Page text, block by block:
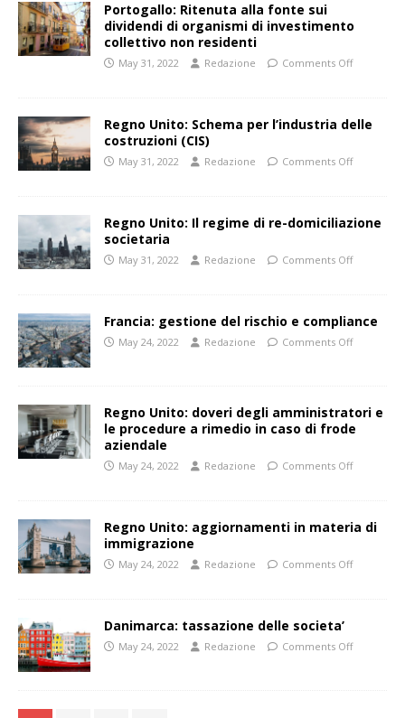
Portogallo: Ritenuta alla fonte sui
dividendi di organismi di investimento
collettivo non residenti
May 31, 2022 Redazione Comments Off
Regno Unito: Schema per l’industria delle
costruzioni (CIS)
May 31, 2022 Redazione Comments Off
Regno Unito: Il regime di re-domiciliazione
societaria
May 31, 2022 Redazione Comments Off
Francia: gestione del rischio e compliance
May 24, 2022 Redazione Comments Off
Regno Unito: doveri degli amministratori e
le procedure a rimedio in caso di frode
aziendale
May 24, 2022 Redazione Comments Off
Regno Unito: aggiornamenti in materia di
immigrazione
May 24, 2022 Redazione Comments Off
Danimarca: tassazione delle societa’
May 24, 2022 Redazione Comments Off